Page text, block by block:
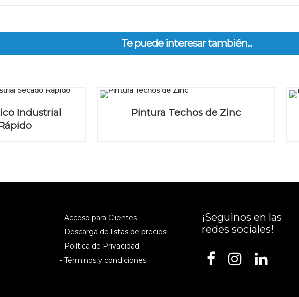
Te puede interesar también...
Industrial
Pintura Techos de Zinc
- Acceso para Clientes
- Descarga de listas de precios
- Política de Privacidad
- Términos y condiciones
¡Seguinos en las
redes sociales!